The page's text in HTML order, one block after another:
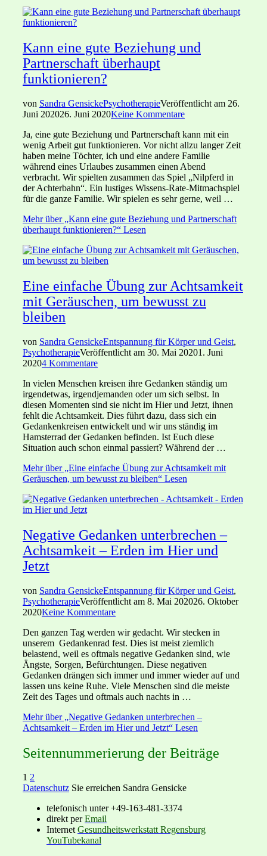
Kann eine gute Beziehung und
Partnerschaft überhaupt
funktionieren?
von Sandra GensickePsychotherapieVeröffentlicht am 26.
Juni 202026. Juni 2020Keine Kommentare
Ja, eine gute Beziehung und Partnerschaft kann mit ein
wenig Arbeit gut funktionieren. Vor nicht allzu langer Zeit
haben meine Töchter, ich und eine andere Familie
während eines Urlaubes zusammen einen Abend
verbracht. Wir spielten zusammen das Spiel „Nilpferd in
der Achterbahn“. Ein lustiges Wissens-Rate-Mitmachspiel
für die ganze Familie. Wir spielen es sehr gerne, weil …
Mehrüber „Kann eine gute Beziehung und Partnerschaft
überhaupt funktionieren?“ Lesen
Eine einfache Übung zur Achtsamkeit
mit Geräuschen, um bewusst zu
bleiben
von Sandra GensickeEntspannung für Körper und Geist,
PsychotherapieVeröffentlicht am 30. Mai 20201. Juni
20204 Kommentare
In vielen Menschen kreisen ihre Gedanken ständig um
irgendetwas, irgendjemanden oder um sich selbst. In
diesen Momenten sind sie nicht im Hier und Jetzt, ihnen
fehlt die Achtsamkeit. Dies führt dazu, dass sich ein
Gedankenkreisen entwickelt und wir uns ständig im
Hamsterrad der Gedanken befinden. Ist Euch diese
Situation auch schon einmal passiert? Während der …
Mehrüber „Eine einfache Übung zur Achtsamkeit mit
Geräuschen, um bewusst zu bleiben“ Lesen
Negative Gedanken unterbrechen –
Achtsamkeit – Erden im Hier und
Jetzt
von Sandra GensickeEntspannung für Körper und Geist,
PsychotherapieVeröffentlicht am 8. Mai 202026. Oktober
2020Keine Kommentare
Den ganzen Tag werden wir gedacht. Wir stecken in
unserem Gedankenrad fest. Dies ist meist ziemlich
belastend, weil es oftmals negative Gedanken sind, wie
Ängste, Sorgen, Befürchtungen. Diese negativen
Gedanken drängen sich immer und immer wieder auf und
lassen uns keine Ruhe. Viele Menschen sind die meiste
Zeit des Tages und oftmals auch nachts in …
Mehrüber „Negative Gedanken unterbrechen –
Achtsamkeit – Erden im Hier und Jetzt“ Lesen
Seitennummerierung der Beiträge
1 2
Datenschutz Sie erreichen Sandra Gensicke
telefonisch unter +49-163-481-3374
direkt perEmail
InternetGesundheitswerkstatt Regensburg
YouTubekanal